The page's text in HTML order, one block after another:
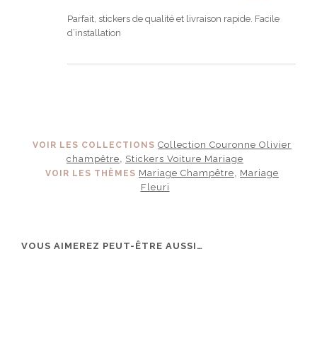
Parfait, stickers de qualité et livraison rapide. Facile
d’installation
VOIR LES COLLECTIONS Collection Couronne Olivier
champêtre, Stickers Voiture Mariage
VOIR LES THÈMES Mariage Champêtre, Mariage
Fleuri
VOUS AIMEREZ PEUT-ÊTRE AUSSI…